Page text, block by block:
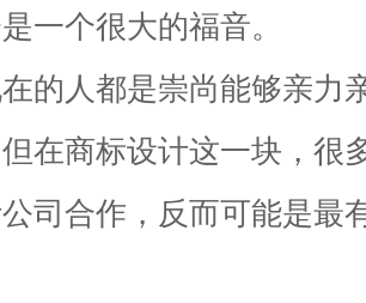
一个很大的福音。
的人都是崇尚能够亲力
在商标设计这一块，很
司合作，反而可能是最